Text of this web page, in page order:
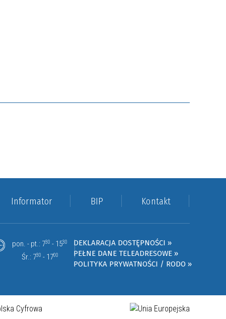
Informator BIP Kontakt
pon. - pt.: 730 - 1530
Śr.: 730 - 1700
DEKLARACJA DOSTĘPNOŚCI »
PEŁNE DANE TELEADRESOWE »
POLITYKA PRYWATNOŚCI / RODO »